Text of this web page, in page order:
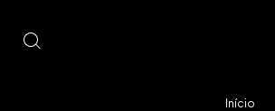
Início